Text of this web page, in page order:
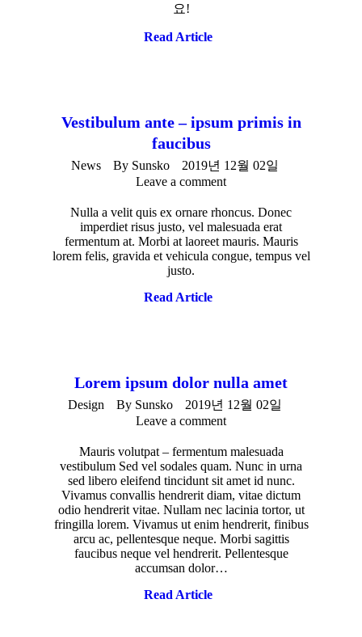
요!
Read Article
Vestibulum ante – ipsum primis in
faucibus
News By Sunsko
2019년 12월 02일
Leave a comment
Nulla a velit quis ex ornare rhoncus. Donec
imperdiet risus justo, vel malesuada erat
fermentum at. Morbi at laoreet mauris. Mauris
lorem felis, gravida et vehicula congue, tempus vel
justo.
Read Article
Lorem ipsum dolor nulla amet
Design By Sunsko
2019년 12월 02일
Leave a comment
Mauris volutpat – fermentum malesuada
vestibulum Sed vel sodales quam. Nunc in urna
sed libero eleifend tincidunt sit amet id nunc.
Vivamus convallis hendrerit diam, vitae dictum
odio hendrerit vitae. Nullam nec lacinia tortor, ut
fringilla lorem. Vivamus ut enim hendrerit, finibus
arcu ac, pellentesque neque. Morbi sagittis
faucibus neque vel hendrerit. Pellentesque
accumsan dolor…
Read Article